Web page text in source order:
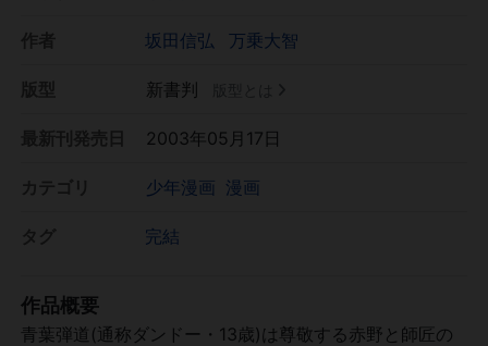
坂田信弘 万乗大智
新書判
2003年05月17日
少年漫画 漫画
完結
作品概要
青葉弾道(通称ダンドー・13歳)は尊敬する赤野と師匠の